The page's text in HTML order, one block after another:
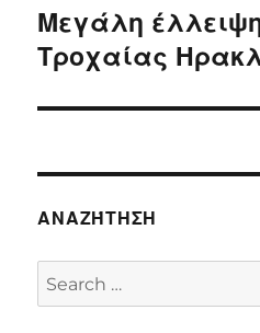
Next
post:
Μεγάλη
Τροχαίας
ΑΝΑΖΉΤΗΣΗ
Search
for: